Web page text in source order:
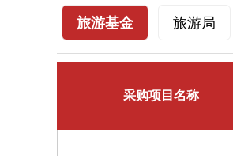
旅游基金 旅游局
采购项目名称